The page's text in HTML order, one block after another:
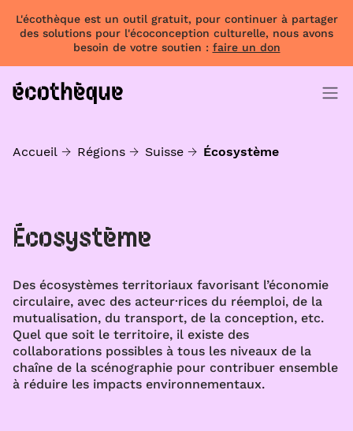
L'écothèque est un outil gratuit, pour continuer à partager
des solutions pour l'écoconception culturelle, nous avons
besoin de votre soutien : faire un don
Accueil Régions Suisse Écosystème
Écosystème
Des écosystèmes territoriaux favorisant l’économie
circulaire, avec des acteur·rices du réemploi, de la
mutualisation, du transport, de la conception, etc.
Quel que soit le territoire, il existe des
collaborations possibles à tous les niveaux de la
chaîne de la scénographie pour contribuer ensemble
à réduire les impacts environnementaux.